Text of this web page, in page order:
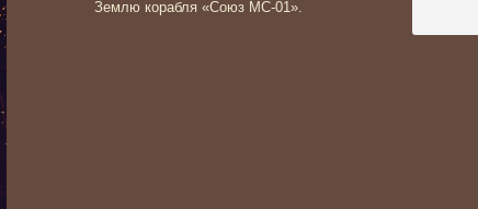
Землю корабля «Союз МС-01».